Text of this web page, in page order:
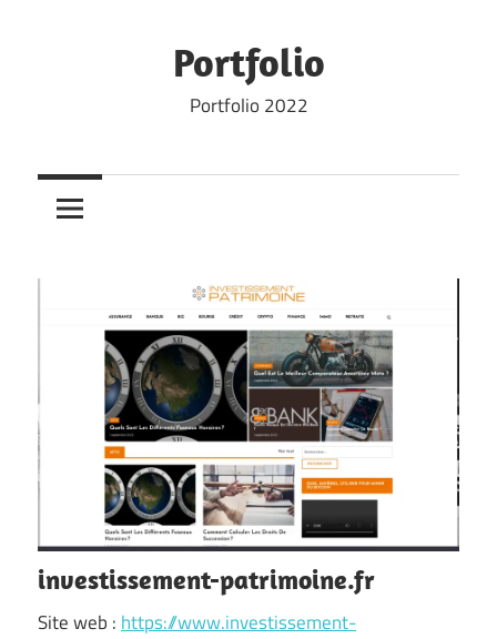
Portfolio
Portfolio 2022
investissement-patrimoine.fr
Site web : https://www.investissement-